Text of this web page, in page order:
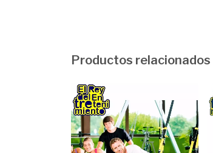
Productos relacionados